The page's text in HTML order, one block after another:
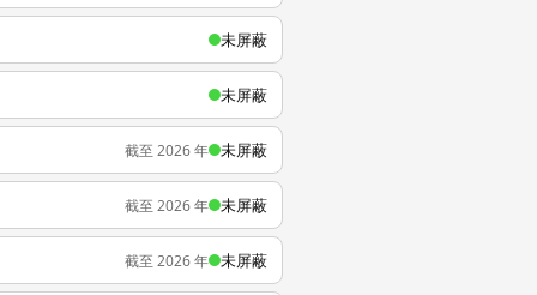
未屏蔽
未屏蔽
截至 2026 年 未屏蔽
截至 2026 年 未屏蔽
截至 2026 年 未屏蔽